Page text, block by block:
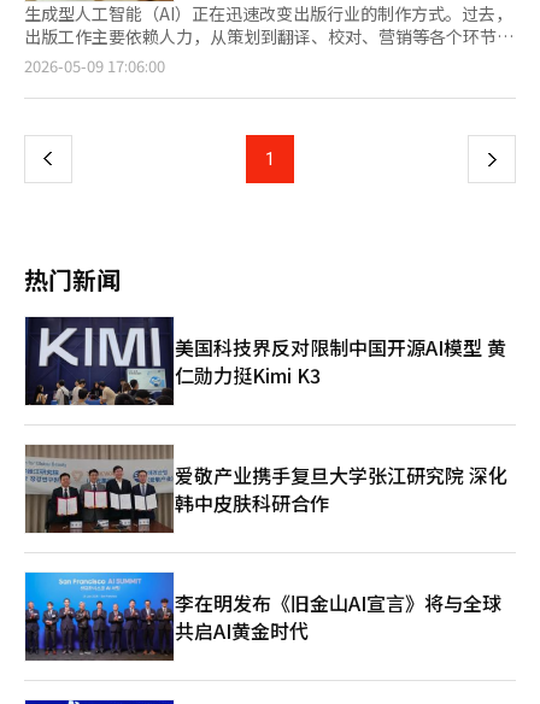
生成型人工智能（AI）正在迅速改变出版行业的制作方式。过去，
出版工作主要依赖人力，从策划到翻译、校对、营销等各个环节，
而现在，随着AI基础的自动化和协作结构的重组，行业的变化正在
改变出版市场的结构。 根据行业消息，最近国内出版行业中，利
单的句子生成，广泛应用于资料调查、初稿撰写、翻译、校对、摘
为，生成型AI正在加剧出版制作的速度竞争。一些电子书和实用书
籍从策划到出版的时间大幅缩短，尤其是在电子书和网络小说市
场，快速的制作周期和内容供应速度变得愈加重要，AI的应用也随
之提升。 AI翻译技术的发展也成为出版行业变化的关键因素。最
近，基于生成型AI的翻译质量迅速提高，海外书籍在国内出版的速
度也随之加快。过去，专业翻译和校对工作需要数月时间，而现
在，AI进行初步翻译后，人类再进行润色，这种方式大大提高了制
作效率。 这种变化也影响了国内内容的海外拓展。通过AI翻译，网
络小说、电子书和实用内容可以迅速转换成多种语言，使得中小型
出版社和小型创作者也能获得进入全球市场的机会。 在出版的附
加工作中，AI的应用范围也在扩大。越来越多的案例显示，利用生
成型AI制作书籍封面设计方案，自动生成宣传文案、介绍文字和推
荐语等。AI技术也被应用于根据读者偏好制作摘要内容和个性化推
书和网络小说平台通过强化AI推荐系统、自动编辑功能和摘要服务
等策略，增加用户的停留时间。此外，过去需要数万元的封面图像
和插图，现在通过AI以低成本制作，使用频繁。 然而，部分读者群
体对AI生成的内容也表现出抵触情绪。在信息传递为主的内容中，
AI的应用接受度较高，但在文学或散文等情感和个性重要的领域，
2026-05-09 17:06:00
上
页
1 下
热门新闻
美国科技界反对限制中国开源AI模型 黄
仁勋力挺Kimi K3
爱敬产业携手复旦大学张江研究院 深化
韩中皮肤科研合作
李在明发布《旧金山AI宣言》将与全球
共启AI黄金时代